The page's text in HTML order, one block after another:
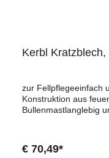
Kerbl Kratzblech,
zur Fellpflegeeinfach
Konstruktion aus
Bullenmastlanglebig
integrierten
erhältlichgeeignet für
€ 70,49*